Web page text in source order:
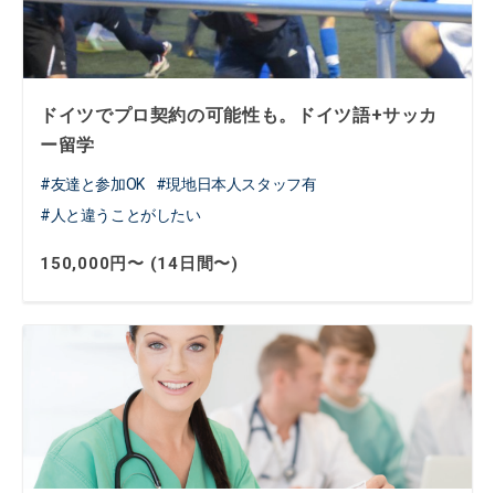
ドイツでプロ契約の可能性も。ドイツ語+サッカ
ー留学
友達と参加OK
現地日本人スタッフ有
人と違うことがしたい
150,000円〜 (14日間〜)